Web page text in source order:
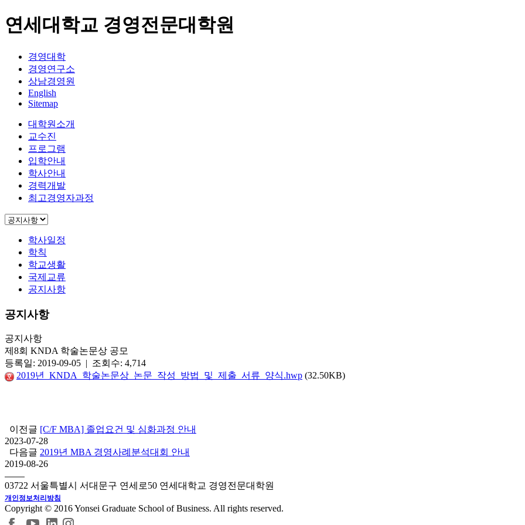
연세대학교 경영전문대학원
경영대학
경영연구소
상남경영원
English
Sitemap
대학원소개
교수진
프로그램
입학안내
학사안내
경력개발
최고경영자과정
학사일정
학칙
학교생활
국제교류
공지사항
공지사항
공지사항
제8회 KNDA 학술논문상 공모
등록일: 2019-09-05 | 조회수: 4,714
2019년_KNDA_학술논문상_논문_작성_방법_및_제출_서류_양식.hwp (32.50KB)
이전글 [C/F MBA] 졸업요건 및 심화과정 안내
2023-07-28
다음글 2019년 MBA 경영사례분석대회 안내
2019-08-26
03722 서울특별시 서대문구 연세로50 연세대학교 경영전문대학원
개인정보처리방침
Copyright © 2016 Yonsei Graduate School of Business. All rights reserved.